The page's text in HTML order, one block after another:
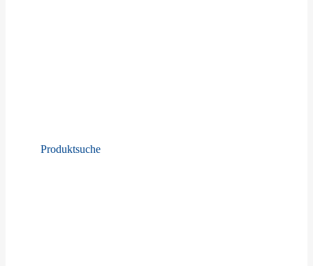
Produktsuche